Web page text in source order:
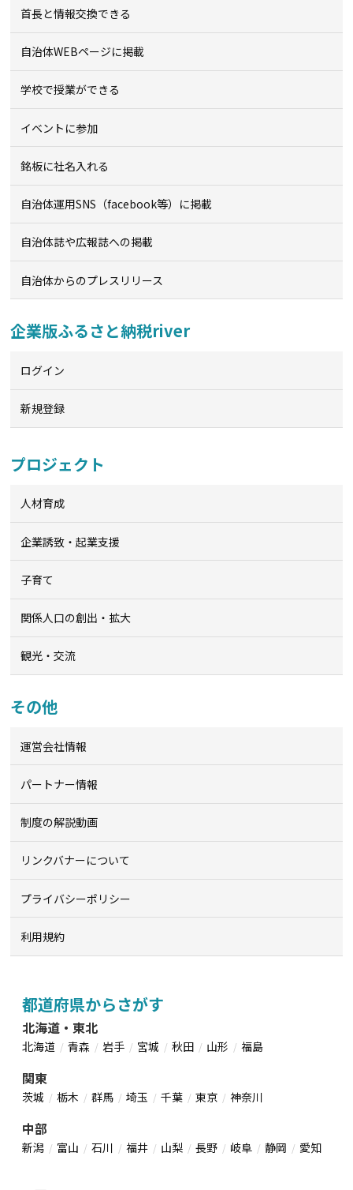
首長と情報交換できる
自治体WEBページに掲載
学校で授業ができる
イベントに参加
銘板に社名入れる
自治体運用SNS（facebook等）に掲載
自治体誌や広報誌への掲載
自治体からのプレスリリース
企業版ふるさと納税river
ログイン
新規登録
プロジェクト
人材育成
企業誘致・起業支援
子育て
関係人口の創出・拡大
観光・交流
その他
運営会社情報
パートナー情報
制度の解説動画
リンクバナーについて
プライバシーポリシー
利用規約
都道府県からさがす
北海道・東北
北海道 青森 岩手 宮城 秋田 山形 福島
関東
茨城 栃木 群馬 埼玉 千葉 東京 神奈川
中部
新潟 富山 石川 福井 山梨 長野 岐阜 静岡 愛知